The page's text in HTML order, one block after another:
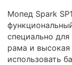
Мопед Spark
специально
рама и
использовать